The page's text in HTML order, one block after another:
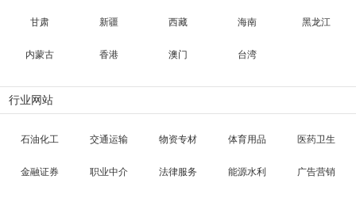
甘肃 新疆 西藏 海南 黑龙江
内蒙古 香港 澳门 台湾
行业网站
石油化工 交通运输 物资专材 体育用品 医药卫生
金融证券 职业中介 法律服务 能源水利 广告营销